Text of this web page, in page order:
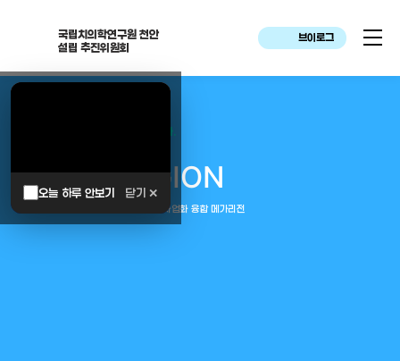
국립치의학연구원 천안
설립 추진위원회
브이로그
오늘 하루 안보기 닫기 ✕
대한민국은 두번이나 약속하였습니다.
MEGAREGION
중부권 전체를 잇는 연구–임상–평가–사업화 융합 메가리전